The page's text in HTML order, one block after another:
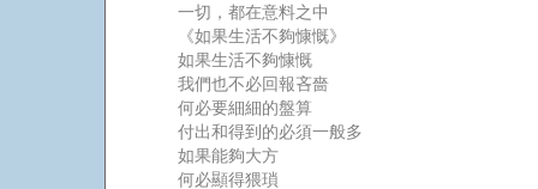
一切，都在意料之中
《如果生活不夠慷慨》
如果生活不夠慷慨
我們也不必回報吝嗇
何必要細細的盤算
付出和得到的必須一般多
如果能夠大方
何必顯得猥瑣